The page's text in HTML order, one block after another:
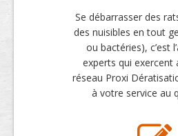
Se débarrasser des
des nuisibles en tout
ou bactéries), c’est
experts qui
réseau Proxi
à votre service au